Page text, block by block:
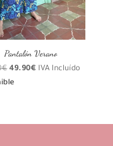
Pantalón Verano
€ El
precio
59.90€.
49.90€El
49.90€.
IVA Incluído